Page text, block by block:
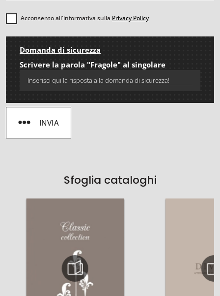
Sfoglia cataloghi
Acconsento all'informativa sulla Privacy Policy
Domanda di sicurezza
Scrivere la parola "Fragole" al singolare
INVIA